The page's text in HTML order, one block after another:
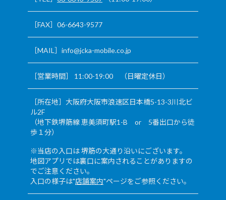
［FAX］06-6643-9577
［MAIL］info@jcka-mobile.co.jp
［営業時間］ 11:00-19:00 （日曜定休日）
［所在地］大阪府大阪市浪速区日本橋5-13-3川北ビ
ル2F
（地下鉄堺筋線 恵美須町駅1-B or 5番出口から徒
歩１分）
※当店の入口は 堺筋の大通り沿いにございます。
地図アプリでは裏口に案内されることがありますの
でご注意ください。
入口の様子は"店舗案内"ページをご参照ください。